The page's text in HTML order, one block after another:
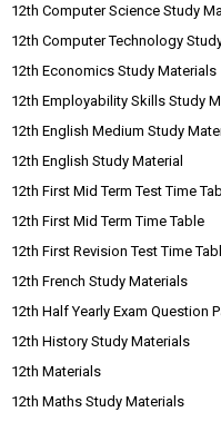
12th Computer Science Study
12th Computer Technology
12th Economics Study Materials
12th Employability Skills Study
12th English Medium Study
12th English Study Material
12th First Mid Term Test Time
12th First Mid Term Time Table
12th First Revision Test Time
12th French Study Materials
12th Half Yearly Exam Question
12th History Study Materials
12th Materials
12th Maths Study Materials